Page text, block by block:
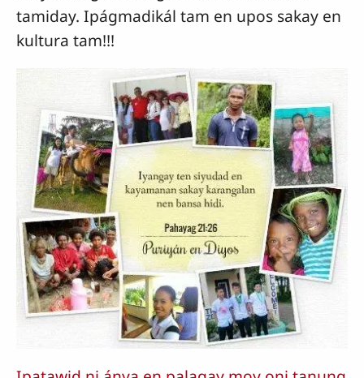
tamiday. Ipágmadikál tam en upos sakay en
kultura tam!!!